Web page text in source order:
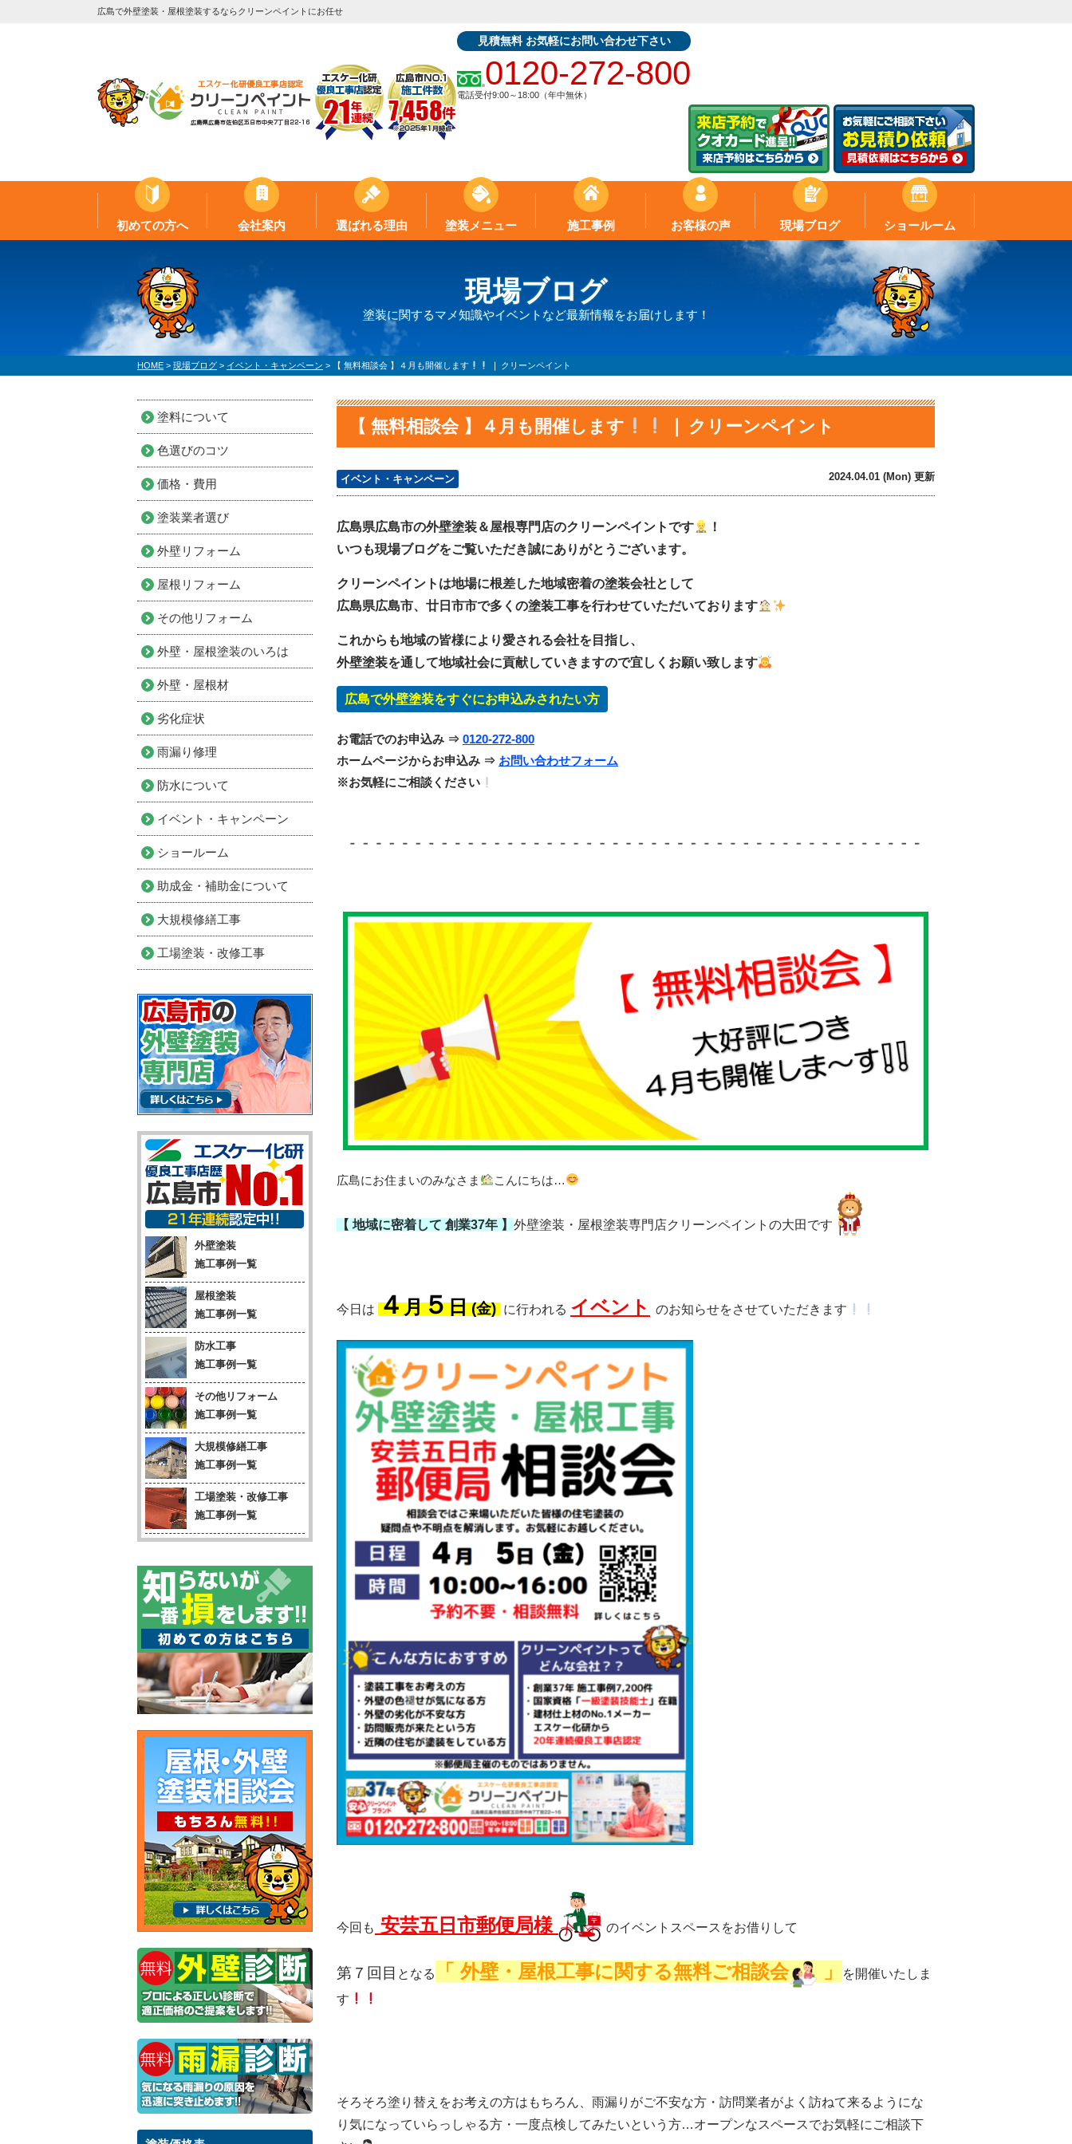
広島で外壁塗装・屋根塗装するならクリーンペイントにお任せ
見積無料 お気軽にお問い合わせ下さい
0120-272-800
電話受付9:00～18:00（年中無休）
初めての方へ 会社案内 選ばれる理由 塗装メニュー 施工事例 お客様の声 現場ブログ ショールーム
現場ブログ
塗装に関するマメ知識やイベントなど最新情報をお届けします！
HOME > 現場ブログ > イベント・キャンペーン > 【 無料相談会 】４月も開催します ❘ クリーンペイント
【 無料相談会 】４月も開催します ❘ クリーンペイント
イベント・キャンペーン 2024.04.01 (Mon) 更新
広島県広島市の外壁塗装＆屋根専門店のクリーンペイントです
！
いつも現場ブログをご覧いただき誠にありがとうございます。
クリーンペイントは地場に根差した地域密着の塗装会社として
広島県広島市、廿日市市で多くの塗装工事を行わせていただいております
これからも地域の皆様により愛される会社を目指し、
外壁塗装を通して地域社会に貢献していきますので宜しくお願い致します
広島で外壁塗装をすぐにお申込みされたい方
お電話でのお申込み ⇒ 0120-272-800
ホームページからお申込み ⇒ お問い合わせフォーム
※お気軽にご相談ください
広島にお住まいのみなさま こんにちは…
【 地域に密着して 創業37年 】 外壁塗装・屋根塗装専門店クリーンペイントの大田です
今日は ４月５日 (金) に行われる イベント のお知らせをさせていただきます
今回も 安芸五日市郵便局様 のイベントスペースをお借りして
第７回目 となる 「 外壁・屋根工事に関する無料ご相談会 」
を開催いたしま
す
そろそろ塗り替えをお考えの方はもちろん、雨漏りがご不安な方・訪問業者がよく訪ねて来るようにな
り気になっていらっしゃる方・一度点検してみたいという方…オープンなスペースでお気軽にご相談下
塗料について
色選びのコツ
価格・費用
塗装業者選び
外壁リフォーム
屋根リフォーム
その他リフォーム
外壁・屋根塗装のいろは
外壁・屋根材
劣化症状
雨漏り修理
防水について
イベント・キャンペーン
ショールーム
助成金・補助金について
大規模修繕工事
工場塗装・改修工事
外壁塗装
施工事例一覧
屋根塗装
施工事例一覧
防水工事
施工事例一覧
その他リフォーム
施工事例一覧
大規模修繕工事
施工事例一覧
工場塗装・改修工事
施工事例一覧